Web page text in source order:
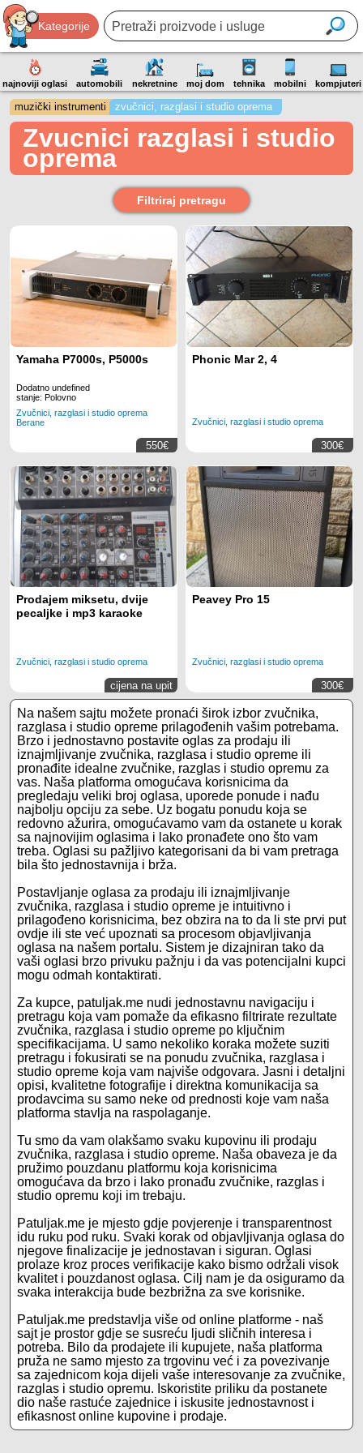
Kategorije
najnoviji oglasi automobili nekretnine moj dom tehnika mobilni kompjuteri
muzički instrumenti zvučnici, razglasi i studio oprema
Zvucnici razglasi i studio
oprema
Filtriraj pretragu
Yamaha P7000s, P5000s
Dodatno undefined
stanje: Polovno
Zvučnici, razglasi i studio oprema
Berane
550€
Phonic Mar 2, 4
Zvučnici, razglasi i studio oprema
300€
Prodajem miksetu, dvije
pecaljke i mp3 karaoke
Zvučnici, razglasi i studio oprema
cijena na upit
Peavey Pro 15
Zvučnici, razglasi i studio oprema
300€
Na našem sajtu možete pronaći širok izbor zvučnika,
razglasa i studio opreme prilagođenih vašim potrebama.
Brzo i jednostavno postavite oglas za prodaju ili
iznajmljivanje zvučnika, razglasa i studio opreme ili
pronađite idealne zvučnike, razglas i studio opremu za
vas. Naša platforma omogućava korisnicima da
pregledaju veliki broj oglasa, uporede ponude i nađu
najbolju opciju za sebe. Uz bogatu ponudu koja se
redovno ažurira, omogućavamo vam da ostanete u korak
sa najnovijim oglasima i lako pronađete ono što vam
treba. Oglasi su pažljivo kategorisani da bi vam pretraga
bila što jednostavnija i brža.
Postavljanje oglasa za prodaju ili iznajmljivanje
zvučnika, razglasa i studio opreme je intuitivno i
prilagođeno korisnicima, bez obzira na to da li ste prvi put
ovdje ili ste već upoznati sa procesom objavljivanja
oglasa na našem portalu. Sistem je dizajniran tako da
vaši oglasi brzo privuku pažnju i da vas potencijalni kupci
mogu odmah kontaktirati.
Za kupce, patuljak.me nudi jednostavnu navigaciju i
pretragu koja vam pomaže da efikasno filtrirate rezultate
zvučnika, razglasa i studio opreme po ključnim
specifikacijama. U samo nekoliko koraka možete suziti
pretragu i fokusirati se na ponudu zvučnika, razglasa i
studio opreme koja vam najviše odgovara. Jasni i detaljni
opisi, kvalitetne fotografije i direktna komunikacija sa
prodavcima su samo neke od prednosti koje vam naša
platforma stavlja na raspolaganje.
Tu smo da vam olakšamo svaku kupovinu ili prodaju
zvučnika, razglasa i studio opreme. Naša obaveza je da
pružimo pouzdanu platformu koja korisnicima
omogućava da brzo i lako pronađu zvučnike, razglas i
studio opremu koji im trebaju.
Patuljak.me je mjesto gdje povjerenje i transparentnost
idu ruku pod ruku. Svaki korak od objavljivanja oglasa do
njegove finalizacije je jednostavan i siguran. Oglasi
prolaze kroz proces verifikacije kako bismo održali visok
kvalitet i pouzdanost oglasa. Cilj nam je da osiguramo da
svaka interakcija bude bezbrižna za sve korisnike.
Patuljak.me predstavlja više od online platforme - naš
sajt je prostor gdje se susreću ljudi sličnih interesa i
potreba. Bilo da prodajete ili kupujete, naša platforma
pruža ne samo mjesto za trgovinu već i za povezivanje
sa zajednicom koja dijeli vaše interesovanje za zvučnike,
razglas i studio opremu. Iskoristite priliku da postanete
dio naše rastuće zajednice i iskusite jednostavnost i
efikasnost online kupovine i prodaje.